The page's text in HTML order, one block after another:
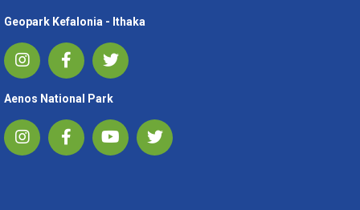
Geopark Kefalonia - Ithaka
Aenos National Park